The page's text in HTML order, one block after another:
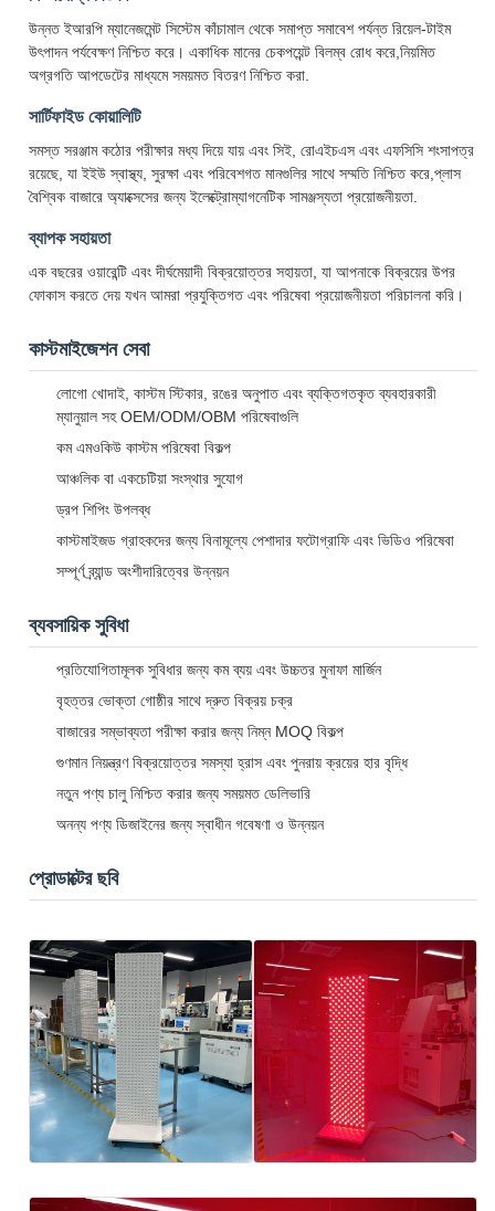
উন্নত ইআরপি ম্যানেজমেন্ট সিস্টেম কাঁচামাল থেকে সমাপ্ত সমাবেশ পর্যন্ত রিয়েল-টাইম
উৎপাদন পর্যবেক্ষণ নিশ্চিত করে। একাধিক মানের চেকপয়েন্ট বিলম্ব রোধ করে,নিয়মিত
অগ্রগতি আপডেটের মাধ্যমে সময়মত বিতরণ নিশ্চিত করা.
সার্টিফাইড কোয়ালিটি
সমস্ত সরঞ্জাম কঠোর পরীক্ষার মধ্য দিয়ে যায় এবং সিই, রোএইচএস এবং এফসিসি শংসাপত্র
রয়েছে, যা ইইউ স্বাস্থ্য, সুরক্ষা এবং পরিবেশগত মানগুলির সাথে সম্মতি নিশ্চিত করে,প্লাস
বৈশ্বিক বাজারে অ্যাক্সেসের জন্য ইলেক্ট্রোম্যাগনেটিক সামঞ্জস্যতা প্রয়োজনীয়তা.
ব্যাপক সহায়তা
এক বছরের ওয়ারেন্টি এবং দীর্ঘমেয়াদী বিক্রয়োত্তর সহায়তা, যা আপনাকে বিক্রয়ের উপর
ফোকাস করতে দেয় যখন আমরা প্রযুক্তিগত এবং পরিষেবা প্রয়োজনীয়তা পরিচালনা করি।
কাস্টমাইজেশন সেবা
লোগো খোদাই, কাস্টম স্টিকার, রঙের অনুপাত এবং ব্যক্তিগতকৃত ব্যবহারকারী
ম্যানুয়াল সহ OEM/ODM/OBM পরিষেবাগুলি
কম এমওকিউ কাস্টম পরিষেবা বিকল্প
আঞ্চলিক বা একচেটিয়া সংস্থার সুযোগ
ড্রপ শিপিং উপলব্ধ
কাস্টমাইজড গ্রাহকদের জন্য বিনামূল্যে পেশাদার ফটোগ্রাফি এবং ভিডিও পরিষেবা
সম্পূর্ণ ব্র্যান্ড অংশীদারিত্বের উন্নয়ন
ব্যবসায়িক সুবিধা
প্রতিযোগিতামূলক সুবিধার জন্য কম ব্যয় এবং উচ্চতর মুনাফা মার্জিন
বৃহত্তর ভোক্তা গোষ্ঠীর সাথে দ্রুত বিক্রয় চক্র
বাজারের সম্ভাব্যতা পরীক্ষা করার জন্য নিম্ন MOQ বিকল্প
গুণমান নিয়ন্ত্রণ বিক্রয়োত্তর সমস্যা হ্রাস এবং পুনরায় ক্রয়ের হার বৃদ্ধি
নতুন পণ্য চালু নিশ্চিত করার জন্য সময়মত ডেলিভারি
অনন্য পণ্য ডিজাইনের জন্য স্বাধীন গবেষণা ও উন্নয়ন
প্রোডাক্টের ছবি